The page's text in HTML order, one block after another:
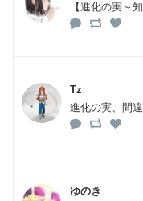
【進化の実～
Tz
進化の実、間
ゆのき